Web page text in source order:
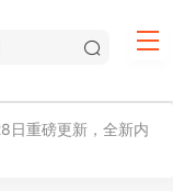
日重磅更新，全新内